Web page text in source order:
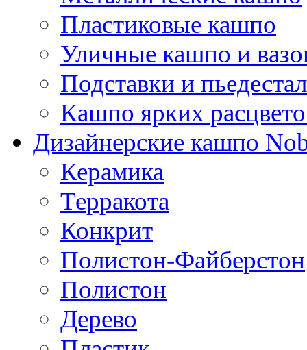
Пластиковые кашпо
Уличные кашпо и
Подставки и
Кашпо ярких
Дизайнерские кашпо
Керамика
Терракота
Конкрит
Полистон-Файберстон
Полистон
Дерево